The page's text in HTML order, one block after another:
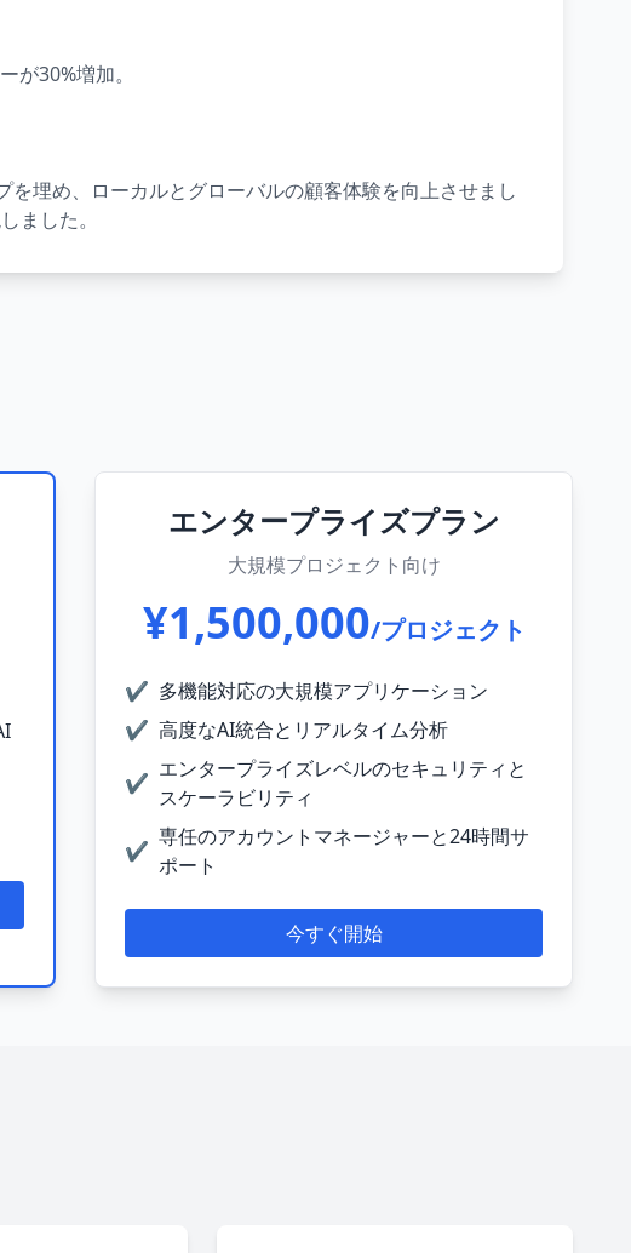
30%増加。
埋め、ローカルとグローバルの顧客体験を向上させまし
ました。
エンタープライズプラン
大規模プロジェクト向け
¥1,500,000/プロジェクト
✔ 多機能対応の大規模アプリケーション
✔ 高度なAI統合とリアルタイム分析
✔
エンタープライズレベルのセキュリティと
スケーラビリティ
✔
専任のアカウントマネージャーと24時間サ
ポート
今すぐ開始